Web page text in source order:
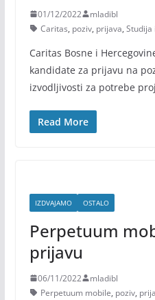
01/12/2022
mladibl
Caritas, poziv, prijava, Studija
Caritas Bosne i
kandidate za prijavu na
izvodljivosti za potrebe
Read More
IZDVAJAMO OSTALO
Perpetuum
prijavu
06/11/2022
mladibl
Perpetuum mobile, poziv,